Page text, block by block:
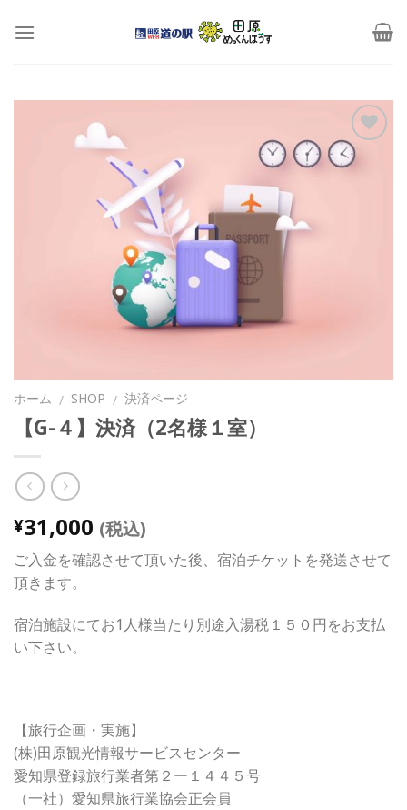
ホーム / SHOP / 決済ページ
【G-４】決済（2名様１室）
¥31,000 (税込)
ご入金を確認させて頂いた後、宿泊チケットを発送させて
頂きます。
宿泊施設にてお1人様当たり別途入湯税１５０円をお支払
い下さい。
【旅行企画・実施】
(株)田原観光情報サービスセンター
愛知県登録旅行業者第２ー１４４５号
（一社）愛知県旅行業協会正会員